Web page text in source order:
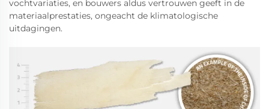
vochtvariaties, en bouwers aldus vertrouwen geeft in de
materiaalprestaties, ongeacht de klimatologische
uitdagingen.